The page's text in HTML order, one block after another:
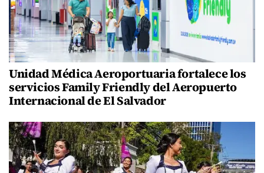
Unidad Médica Aeroportuaria fortalece los
servicios Family Friendly del Aeropuerto
Internacional de El Salvador